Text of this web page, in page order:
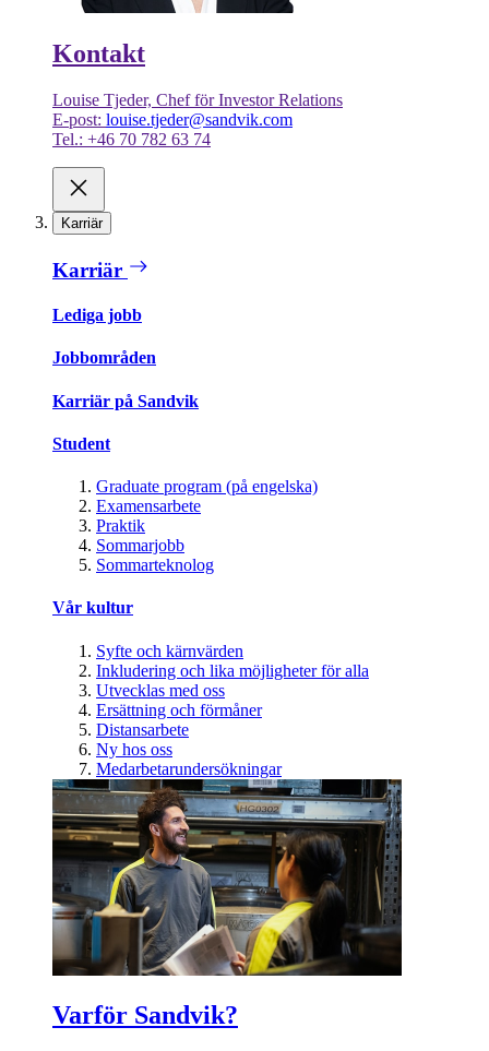
Kontakt
Louise Tjeder, Chef för Investor Relations
E-post: louise.tjeder@sandvik.com
Tel.: +46 70 782 63 74
Karriär
Karriär
Lediga jobb
Jobbområden
Karriär på Sandvik
Student
Graduate program (på engelska)
Examensarbete
Praktik
Sommarjobb
Sommarteknolog
Vår kultur
Syfte och kärnvärden
Inkludering och lika möjligheter för alla
Utvecklas med oss
Ersättning och förmåner
Distansarbete
Ny hos oss
Medarbetarundersökningar
Varför Sandvik?